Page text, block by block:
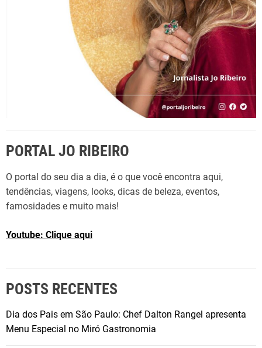
PORTAL JO RIBEIRO
O portal do seu dia a dia, é o que você encontra aqui,
tendências, viagens, looks, dicas de beleza, eventos,
famosidades e muito mais!
Youtube: Clique aqui
POSTS RECENTES
Dia dos Pais em São Paulo: Chef Dalton Rangel apresenta
Menu Especial no Miró Gastronomia